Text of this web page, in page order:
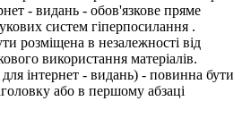
- видань - обов'язкове пряме
систем гіперпосилання .
розміщена в незалежності від
використання матеріалів.
інтернет - видань) - повинна бути
або в першому абзаці